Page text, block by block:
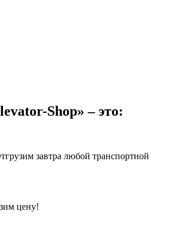
Shop» – это:
завтра любой транспортной
цену!